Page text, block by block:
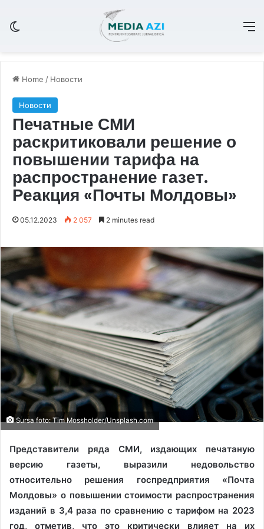
Home / Новости
Новости
Печатные СМИ
раскритиковали решение о
повышении тарифа на
распространение газет.
Реакция «Почты Молдовы»
05.12.2023 2 057 2 minutes read
Sursa foto: Tim Mossholder/Unsplash.com
Представители ряда СМИ, издающих печатаную
версию газеты, выразили недовольство
относительно решения госпредприятия «Почта
Молдовы» о повышении стоимости распространения
изданий в 3,4 раза по сравнению с тарифом на 2023
год, отметив, что это критически влияет на их